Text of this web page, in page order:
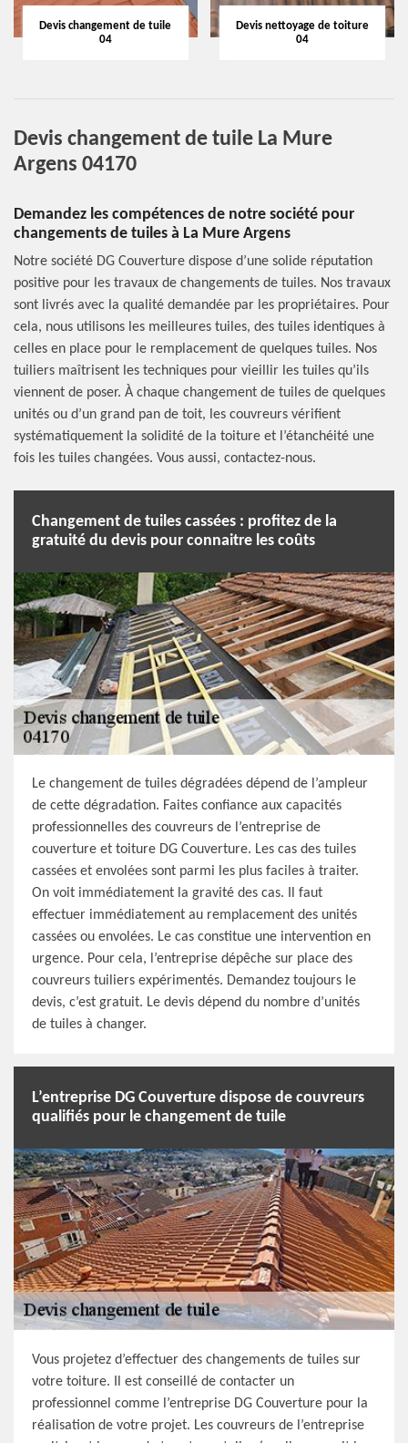
Devis changement de tuile
04
Devis nettoyage de toiture
04
Devis changement de tuile La Mure
Argens 04170
Demandez les compétences de notre société pour
changements de tuiles à La Mure Argens
Notre société DG Couverture dispose d’une solide réputation
positive pour les travaux de changements de tuiles. Nos travaux
sont livrés avec la qualité demandée par les propriétaires. Pour
cela, nous utilisons les meilleures tuiles, des tuiles identiques à
celles en place pour le remplacement de quelques tuiles. Nos
tuiliers maîtrisent les techniques pour vieillir les tuiles qu’ils
viennent de poser. À chaque changement de tuiles de quelques
unités ou d’un grand pan de toit, les couvreurs vérifient
systématiquement la solidité de la toiture et l’étanchéité une
fois les tuiles changées. Vous aussi, contactez-nous.
Changement de tuiles cassées : profitez de la
gratuité du devis pour connaitre les coûts
Le changement de tuiles dégradées dépend de l’ampleur
de cette dégradation. Faites confiance aux capacités
professionnelles des couvreurs de l’entreprise de
couverture et toiture DG Couverture. Les cas des tuiles
cassées et envolées sont parmi les plus faciles à traiter.
On voit immédiatement la gravité des cas. Il faut
effectuer immédiatement au remplacement des unités
cassées ou envolées. Le cas constitue une intervention en
urgence. Pour cela, l’entreprise dépêche sur place des
couvreurs tuiliers expérimentés. Demandez toujours le
devis, c’est gratuit. Le devis dépend du nombre d’unités
de tuiles à changer.
L’entreprise DG Couverture dispose de couvreurs
qualifiés pour le changement de tuile
Vous projetez d’effectuer des changements de tuiles sur
votre toiture. Il est conseillé de contacter un
professionnel comme l’entreprise DG Couverture pour la
réalisation de votre projet. Les couvreurs de l’entreprise